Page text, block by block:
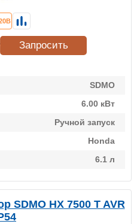
SDMO
6.00 кВт
Ручной запуск
Honda
6.1 л
Запросить
SDMO HX 7500 T AVR